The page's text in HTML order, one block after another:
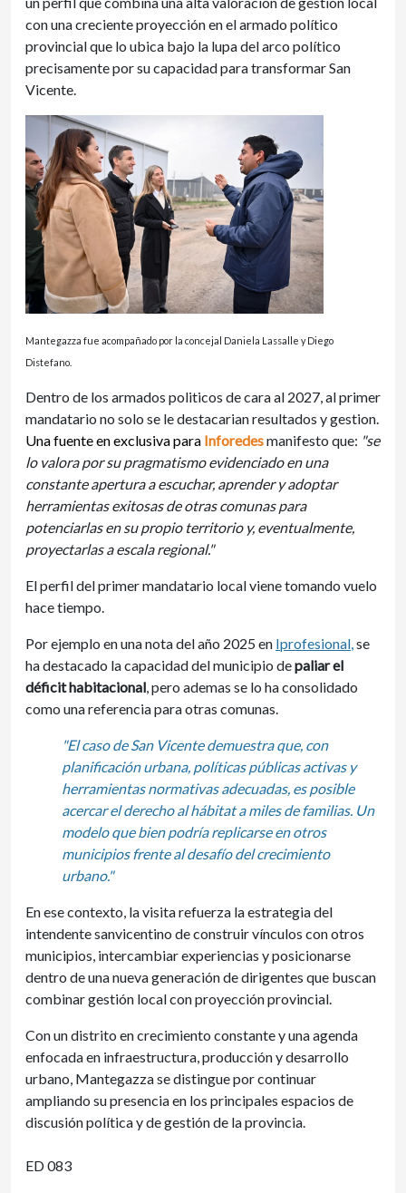
con una creciente proyección en el armado político
provincial que lo ubica bajo la lupa del arco político
precisamente por su capacidad para transformar San
Vicente.
Mantegazza fue acompañado por la concejal Daniela Lassalle y Diego
Distefano.
Dentro de los armados politicos de cara al 2027, al primer
mandatario no solo se le destacarian resultados y gestion.
Una fuente en exclusiva para Inforedesmanifesto que: "se
lo valora por su pragmatismo evidenciado en una
constante apertura a escuchar, aprender y adoptar
herramientas exitosas de otras comunas para
potenciarlas en su propio territorio y, eventualmente,
proyectarlas a escala regional."
El perfil del primer mandatario local viene tomando vuelo
hace tiempo.
Por ejemplo en una nota del año 2025 en Iprofesional,se
ha destacado la capacidad del municipio depaliar el
déficit habitacional, pero ademas se lo ha consolidado
como una referencia para otras comunas.
"El caso de San Vicente demuestra que, con
planificación urbana, políticas públicas activas y
herramientas normativas adecuadas, es posible
acercar el derecho al hábitat a miles de familias. Un
modelo que bien podría replicarse en otros
municipios frente al desafío del crecimiento
urbano."
En ese contexto, la visita refuerza la estrategia del
intendente sanvicentino de construir vínculos con otros
municipios, intercambiar experiencias y posicionarse
dentro de una nueva generación de dirigentes que buscan
combinar gestión local con proyección provincial.
Con un distrito en crecimiento constante y una agenda
enfocada en infraestructura, producción y desarrollo
urbano, Mantegazza se distingue por continuar
ampliando su presencia en los principales espacios de
discusión política y de gestión de la provincia.
ED 083